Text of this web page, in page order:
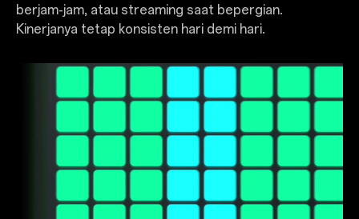
berjam-jam, atau streaming saat bepergian.
Kinerjanya tetap konsisten hari demi hari.